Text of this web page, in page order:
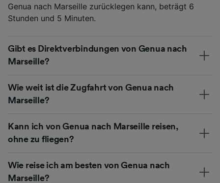
Genua nach Marseille zurücklegen kann, beträgt 6
Stunden und 5 Minuten.
Gibt es Direktverbindungen von Genua nach
Marseille?
Wie weit ist die Zugfahrt von Genua nach
Marseille?
Kann ich von Genua nach Marseille reisen,
ohne zu fliegen?
Wie reise ich am besten von Genua nach
Marseille?